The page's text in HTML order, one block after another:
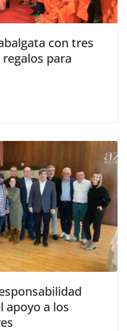
con tres
para
apoyo a los